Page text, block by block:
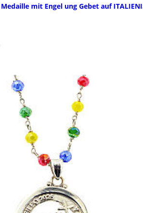
mit Engel ung Gebet auf